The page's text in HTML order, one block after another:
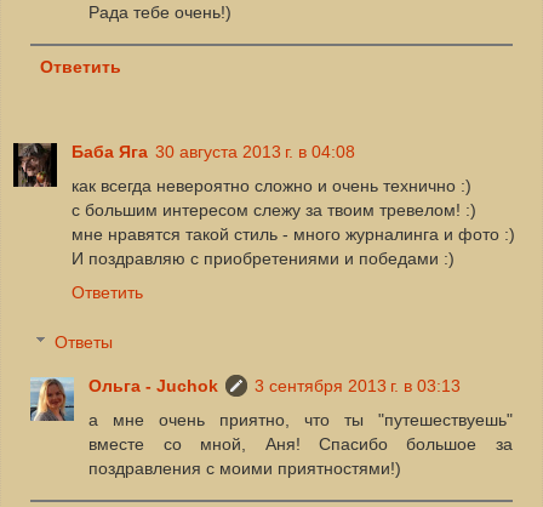
Рада тебе очень!)
Ответить
Баба Яга 30 августа 2013 г. в 04:08
как всегда невероятно сложно и очень технично :)
с большим интересом слежу за твоим тревелом! :)
мне нравятся такой стиль - много журналинга и фото :)
И поздравляю с приобретениями и победами :)
Ответить
Ответы
Ольга - Juchok
3 сентября 2013 г. в 03:13
а мне очень приятно, что ты "путешествуешь"
вместе со мной, Аня! Спасибо большое за
поздравления с моими приятностями!)